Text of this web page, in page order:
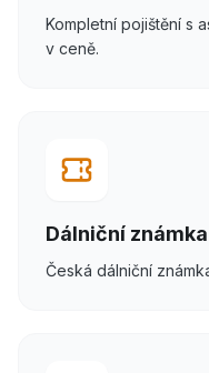
Kompletní pojištění s
v ceně.
Dálniční známka
Česká dálniční